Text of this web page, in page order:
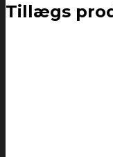
Tillægs